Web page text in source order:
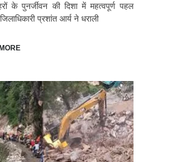
के पुनर्जीवन की दिशा में महत्वपूर्ण पहल
प्रशांत आर्य ने धराली